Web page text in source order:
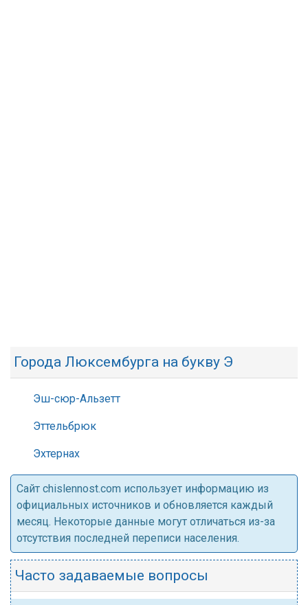
Города Люксембурга на букву Э
Эш-сюр-Альзетт
Эттельбрюк
Эхтернах
Cайт chislennost.com использует информацию из
официальных источников и обновляется каждый
месяц. Некоторые данные могут отличаться из-за
отсутствия последней переписи населения.
Часто задаваемые вопросы